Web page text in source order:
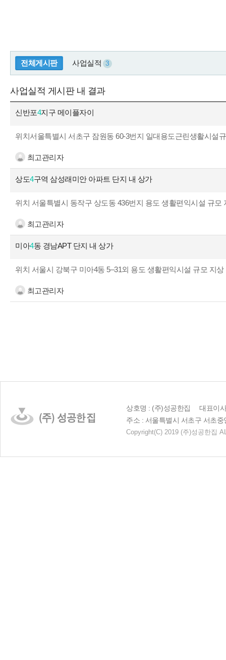
전체게시판 사업실적 3
사업실적 게시판 내 결과
신반포4지구 메이플자이
위치서울특별시 서초구 잠원동 60-3번지 일대용도근린생활시설
최고관리자
상도4구역 삼성래미안 아파트 단지 내 상가
위치 서울특별시 동작구 상도동 436번지 용도 생활편익시설 규모
최고관리자
미아4동 경남APT 단지 내 상가
위치 서울시 강북구 미아4동 5–31외 용도 생활편익시설 규모 지
최고관리자
상호명 : (주)성공한집 대표이
주소 : 서울특별시 서초구 서초
Copyright(C) 2019 (주)성공한집